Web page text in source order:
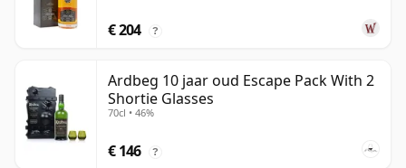
€ 204 ?
Ardbeg 10 jaar oud Escape Pack With 2
Shortie Glasses
70cl • 46%
€ 146 ?